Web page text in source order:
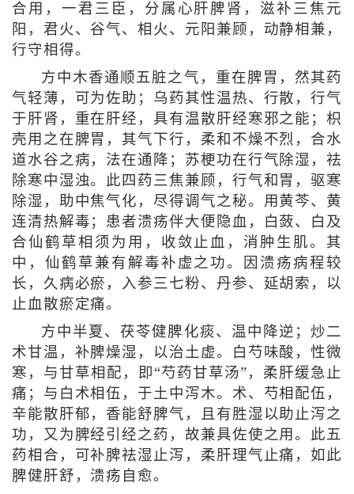
合用，一君三臣，分属心肝脾肾，滋补三焦元
阳，君火、谷气、相火、元阳兼顾，动静相兼，
行守相得。
方中木香通顺五脏之气，重在脾胃，然其药
气轻薄，可为佐助；乌药其性温热、行散，行气
于肝肾，重在肝经，具有温散肝经寒邪之能；枳
壳用之在脾胃，其气下行，柔和不燥不烈，合水
道水谷之病，法在通降；苏梗功在行气除湿，祛
除寒中湿浊。此四药三焦兼顾，行气和胃，驱寒
除湿，助中焦气化，尽得调气之秘。用黄芩、黄
连清热解毒；患者溃疡伴大便隐血，白蔹、白及
合仙鹤草相须为用，收敛止血，消肿生肌。其
中，仙鹤草兼有解毒补虚之功。因溃疡病程较
长，久病必瘀，入参三七粉、丹参、延胡索，以
止血散瘀定痛。
方中半夏、茯苓健脾化痰、温中降逆；炒二
术甘温，补脾燥湿，以治土虚。白芍味酸，性微
寒，与甘草相配，即“芍药甘草汤”，柔肝缓急止
痛；与白术相伍，于土中泻木。术、芍相配伍，
辛能散肝郁，香能舒脾气，且有胜湿以助止泻之
功，又为脾经引经之药，故兼具佐使之用。此五
药相合，可补脾祛湿止泻，柔肝理气止痛，如此
脾健肝舒，溃疡自愈。